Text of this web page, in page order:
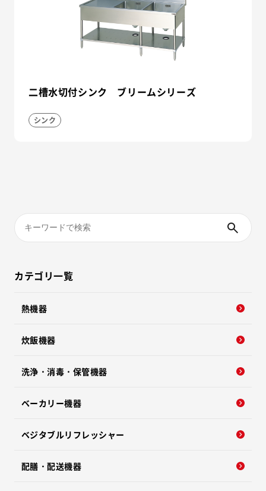
二槽水切付シンク ブリームシリーズ
シンク
カテゴリ一覧
熱機器
炊飯機器
洗浄・消毒・保管機器
ベーカリー機器
ベジタブルリフレッシャー
配膳・配送機器